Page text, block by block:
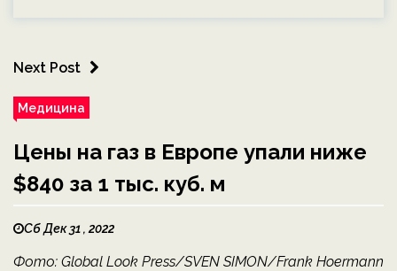
Next Post
Медицина
Цены на газ в Европе упали ниже
$840 за 1 тыс. куб. м
Сб Дек 31 , 2022
Фото: Global Look Press/SVEN SIMON/Frank Hoermann